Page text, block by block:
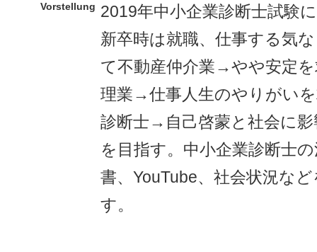
Vorstellung 2019年中小企業診断士試験
新卒時は就職、仕事する気
て不動産仲介業→やや安定
理業→仕事人生のやりがい
診断士→自己啓蒙と社会に
を目指す。中小企業診断士
書、YouTube、社会状況な
す。